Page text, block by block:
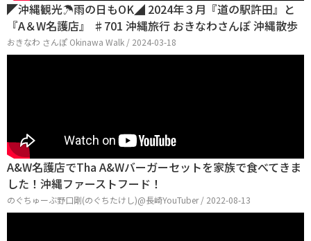
◤沖縄観光☂雨の日もOK◢ 2024年３月『道の駅許田』と
『A＆W名護店』 ♯701 沖縄旅行 おきなわさんぽ 沖縄散歩
おきなわ さんぽ Okinawa Walk / 2024-03-18
A&W名護店でTha A&Wバーガーセットを家族で食べてきま
した！沖縄ファーストフード！
のぐちゅーぶ野口剛(のぐちたけし)@長崎YouTuber / 2022-08-13